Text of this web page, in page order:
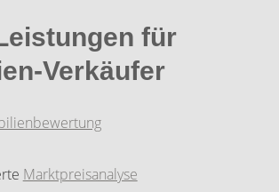
für
Verkäufer
Marktpreisanalyse